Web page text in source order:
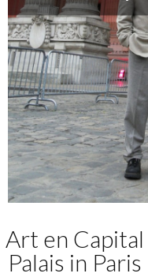
Art en
Palais in Paris